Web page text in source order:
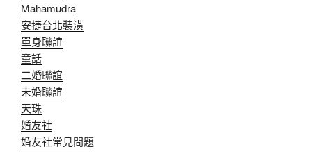
Mahamudra
安捷台北裝潢
單身聯誼
童話
二婚聯誼
未婚聯誼
天珠
婚友社
婚友社常見問題